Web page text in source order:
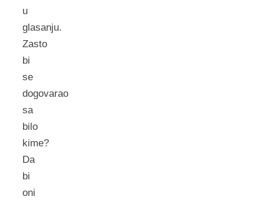
u
glasanju.
Zasto
bi
se
dogovarao
sa
bilo
kime?
Da
bi
oni